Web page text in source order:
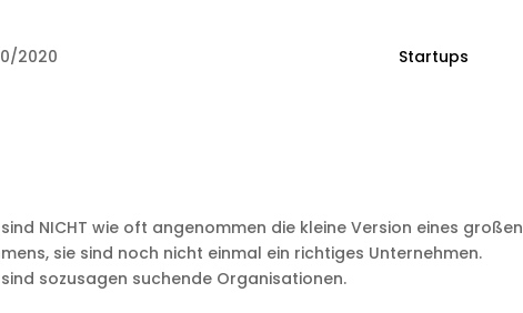
2020 Startups
NICHT wie oft angenommen die kleine Version eines großen
sie sind noch nicht einmal ein richtiges Unternehmen.
sozusagen suchende Organisationen.